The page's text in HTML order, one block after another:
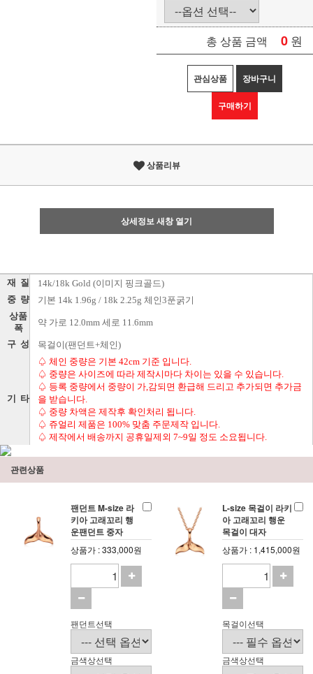
총 상품 금액 0 원
관심상품 장바구니
구매하기
상품리뷰
상세정보 새창 열기
재 질 14k/18k Gold (이미지 핑크골드)
중 량 기본 14k 1.96g / 18k 2.25g 체인3푼굵기
상품
폭
약 가로 12.0mm 세로 11.6mm
구 성 목걸이(팬던트+체인)
기 타
♤ 체인 중량은 기본 42cm 기준 입니다.
♤ 중량은 사이즈에 따라 제작시마다 차이는 있을 수 있습니다.
♤ 등록 중량에서 중량이 가,감되면 환급해 드리고 추가되면 추가금
을 받습니다.
♤ 중량 차액은 제작후 확인처리 됩니다.
♤ 쥬얼리 제품은 100% 맞춤 주문제작 입니다.
♤ 제작에서 배송까지 공휴일제외 7~9일 정도 소요됩니다.
관련상품
팬던트 M-size 라
키아 고래꼬리 행
운팬던트 중자
상품가 : 333,000원
팬던트선택
금색상선택
L-size 목걸이 라키
아 고래꼬리 행운
목걸이 대자
상품가 : 1,415,000원
목걸이선택
금색상선택